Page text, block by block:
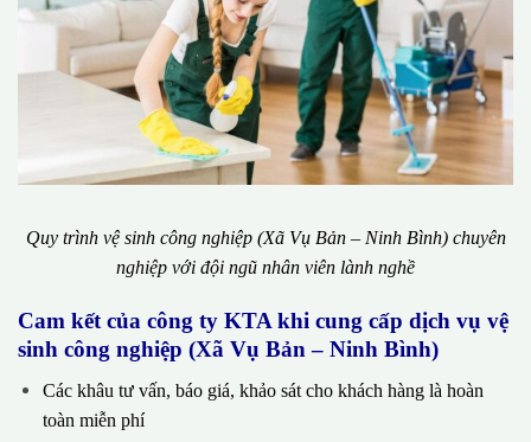
Quy trình vệ sinh công nghiệp (Xã Vụ Bản – Ninh Bình) chuyên
nghiệp với đội ngũ nhân viên lành nghề
Cam kết của công ty KTA khi cung cấp dịch vụ vệ
sinh công nghiệp (Xã Vụ Bản – Ninh Bình)
Các khâu tư vấn, báo giá, khảo sát cho khách hàng là hoàn
toàn miễn phí